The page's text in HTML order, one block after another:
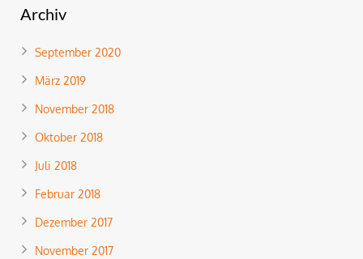
Archiv
September 2020
März 2019
November 2018
Oktober 2018
Juli 2018
Februar 2018
Dezember 2017
November 2017